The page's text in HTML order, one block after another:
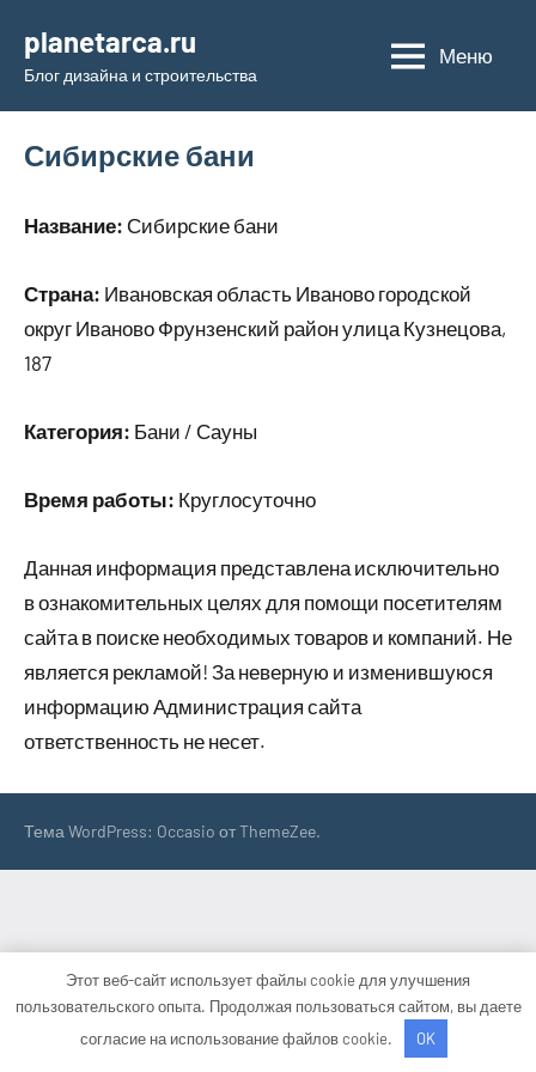
содержимому
planetarca.ru
Блог дизайна и строительства
Меню
Сибирские бани
Название: Сибирские бани
Страна: Ивановская область Иваново городской
округ Иваново Фрунзенский район улица Кузнецова,
187
Категория: Бани / Сауны
Время работы: Круглосуточно
Данная информация представлена исключительно
в ознакомительных целях для помощи посетителям
сайта в поиске необходимых товаров и компаний. Не
является рекламой! За неверную и изменившуюся
информацию Администрация сайта
ответственность не несет.
Тема WordPress: Occasio от ThemeZee.
Этот веб-сайт использует файлы cookie для улучшения
пользовательского опыта. Продолжая пользоваться сайтом, вы даете
согласие на использование файлов cookie.
OK